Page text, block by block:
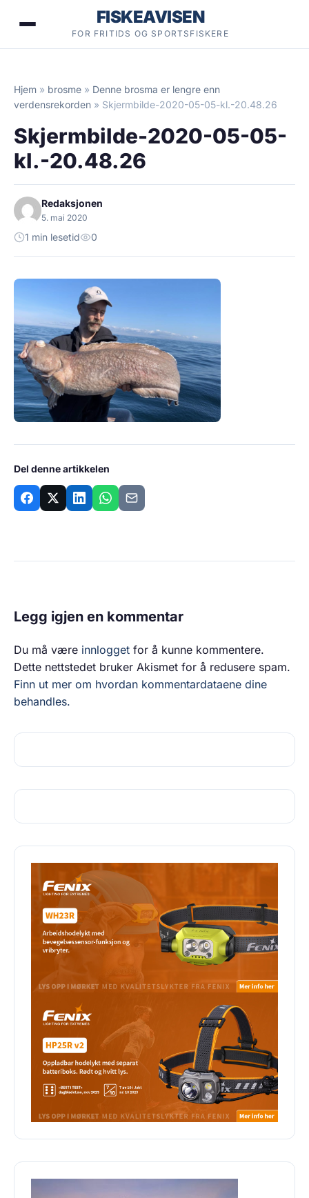
FISKEAVISEN
FOR FRITIDS OG SPORTSFISKERE
Hjem » brosme » Denne brosma er lengre enn
verdensrekorden » Skjermbilde-2020-05-05-kl.-20.48.26
Skjermbilde-2020-05-05-
kl.-20.48.26
Redaksjonen
5. mai 2020
1 min lesetid 0
Del denne artikkelen
Legg igjen en kommentar
Du må være innlogget for å kunne kommentere.
Dette nettstedet bruker Akismet for å redusere spam.
Finn ut mer om hvordan kommentardataene dine
behandles.